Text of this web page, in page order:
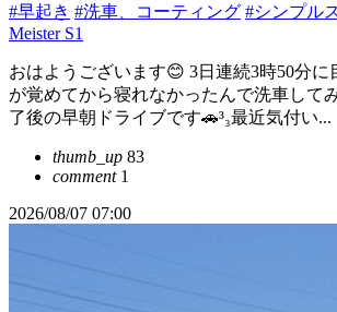
#早起き #洗車、コーティング #シンプル
Meister S1
おはようございます😊 3日連続3時50分に
が覚めてから寝れなかったんで洗車して
了後の早朝ドライブです🚗³₃最近気付い...
thumb_up 83
comment1
2026/08/07 07:00